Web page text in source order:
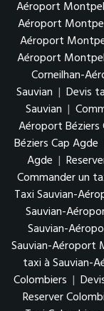
Aéroport
Aéroport
Aéroport
Aéroport
Corneilhan-
Sauvian | Devis
Sauvian |
Aéroport Béziers
Béziers Cap Agde
Agde |
Commander un
Taxi Sauvian-
Sauvian-
Sauvian-
Sauvian-Aéroport
taxi à Sauvian-
Colombiers |
Reserver